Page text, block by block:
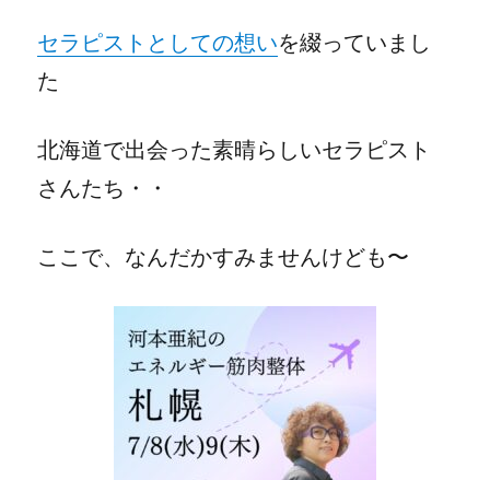
セラピストとしての想いを綴っていまし
た
北海道で出会った素晴らしいセラピスト
さんたち・・
ここで、なんだかすみませんけども〜